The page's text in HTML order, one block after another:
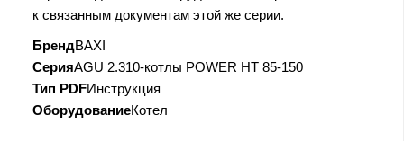
к связанным документам этой же серии.
БрендBAXI
СерияAGU 2.310-котлы POWER HT 85-150
Тип PDFИнструкция
ОборудованиеКотел